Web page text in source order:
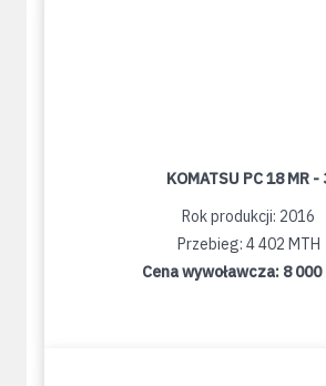
KOMATSU PC 18 MR -
Rok produkcji: 2016
Przebieg: 4 402 MTH
Cena wywoławcza: 8 000